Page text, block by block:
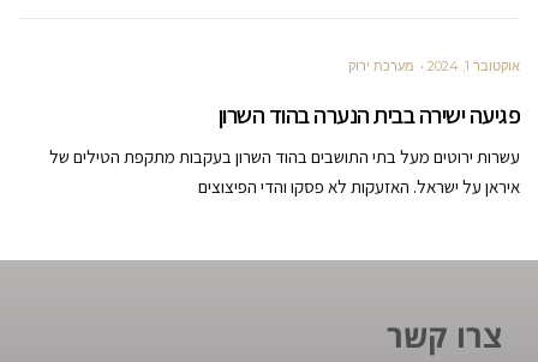
אוקטובר 1, 2024 מערכת ירוק
פגיעה ישירה בבית הנערה בהוד השרון
עשרות ירוטים מעל בתי התושבים בהוד השרון בעקבות מתקפת הטילים של
איראן על ישראל. האזעקות לא פסקו והדי הפיצוצים
צרו קשר